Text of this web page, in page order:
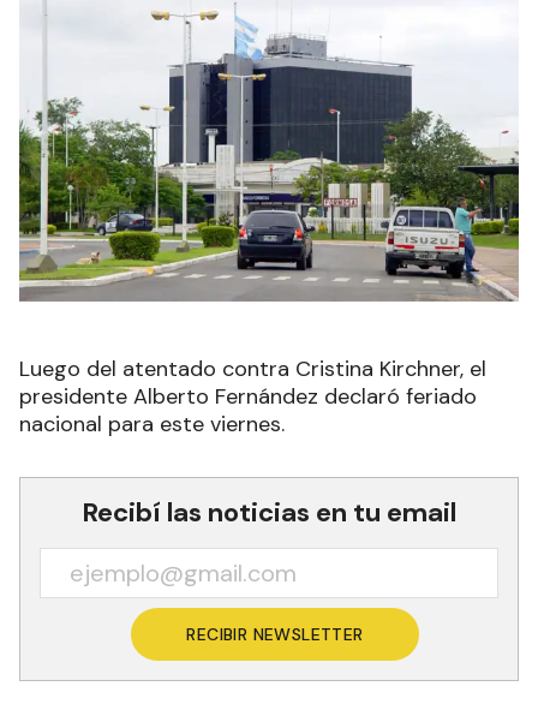
Luego del atentado contra Cristina Kirchner, el
presidente Alberto Fernández declaró feriado
nacional para este viernes.
Recibí las noticias en tu email
RECIBIR NEWSLETTER